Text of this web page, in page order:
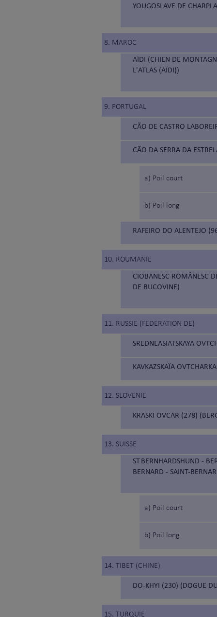
YOUGOSLAVE DE
8. MAROC
AÏDI (CHIEN DE
L'ATLAS (AÏDI))
9. PORTUGAL
CÃO DE CASTRO
CÃO DA SERRA DA
a) Poil court
b) Poil long
RAFEIRO DO ALENTEJO
10. ROUMANIE
CIOBANESC ROMÂNESC
DE BUCOVINE)
11. RUSSIE (FEDERATION DE)
SREDNEASIATSKAYA
KAVKAZSKAÏA
12. SLOVENIE
KRASKI OVCAR (278)
13. SUISSE
ST.BERNHARDSHUND -
BERNARD - SAINT-
a) Poil court
b) Poil long
14. TIBET (CHINE)
DO-KHYI (230) (DOGUE
15. TURQUIE